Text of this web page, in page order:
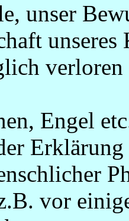
unser
verloren
Engel
Erklärung
vor